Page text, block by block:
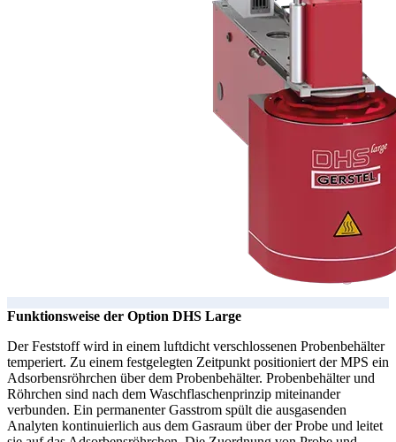
Funktionsweise der Option DHS Large
Der Feststoff wird in einem luftdicht verschlossenen Probenbehälter
temperiert. Zu einem festgelegten Zeitpunkt positioniert der MPS ein
Adsorbensröhrchen über dem Probenbehälter. Probenbehälter und
Röhrchen sind nach dem Waschflaschenprinzip miteinander
verbunden. Ein permanenter Gasstrom spült die ausgasenden
Analyten kontinuierlich aus dem Gasraum über der Probe und leitet